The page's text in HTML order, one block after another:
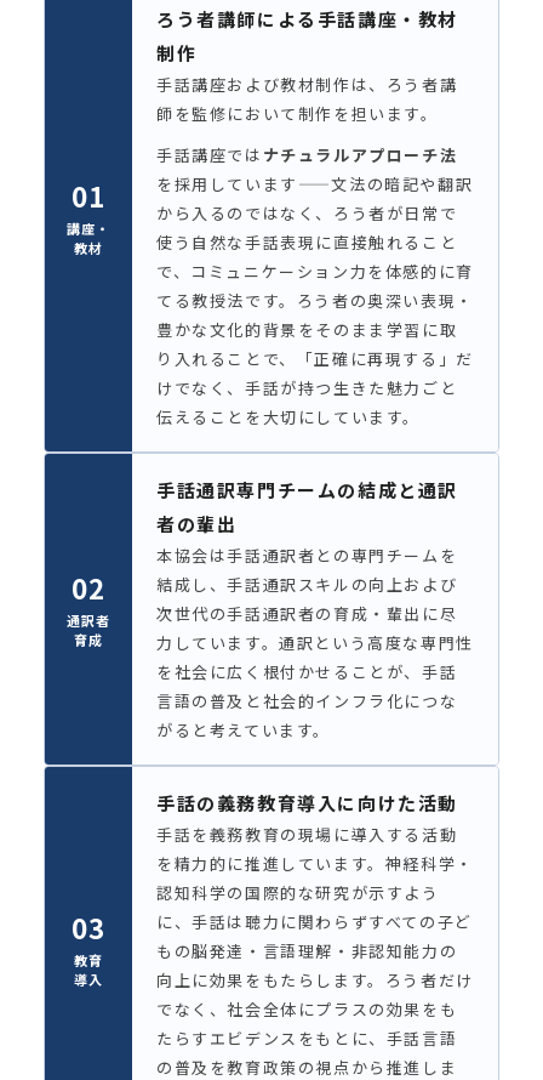
01
講座・
教材
ろう者講師による手話講座・教材
制作
手話講座および教材制作は、ろう者講
師を監修において制作を担います。
手話講座では ナチュラルアプローチ法
を採用しています——文法の暗記や翻訳
から入るのではなく、ろう者が日常で
使う自然な手話表現に直接触れること
で、コミュニケーション力を体感的に育
てる教授法です。ろう者の奥深い表現・
豊かな文化的背景をそのまま学習に取
り入れることで、「正確に再現する」だ
けでなく、手話が持つ生きた魅力ごと
伝えることを大切にしています。
02
通訳者
育成
手話通訳専門チームの結成と通訳
者の輩出
本協会は手話通訳者との専門チームを
結成し、手話通訳スキルの向上および
次世代の手話通訳者の育成・輩出に尽
力しています。通訳という高度な専門性
を社会に広く根付かせることが、手話
言語の普及と社会的インフラ化につな
がると考えています。
03
教育
導入
手話の義務教育導入に向けた活動
手話を義務教育の現場に導入する活動
を精力的に推進しています。神経科学・
認知科学の国際的な研究が示すよう
に、手話は聴力に関わらずすべての子ど
もの脳発達・言語理解・非認知能力の
向上に効果をもたらします。ろう者だけ
でなく、社会全体にプラスの効果をも
たらすエビデンスをもとに、手話言語
の普及を教育政策の視点から推進しま